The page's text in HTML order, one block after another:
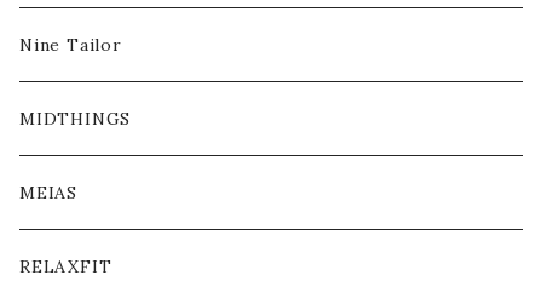
Nine Tailor
MIDTHINGS
MEIAS
RELAXFIT